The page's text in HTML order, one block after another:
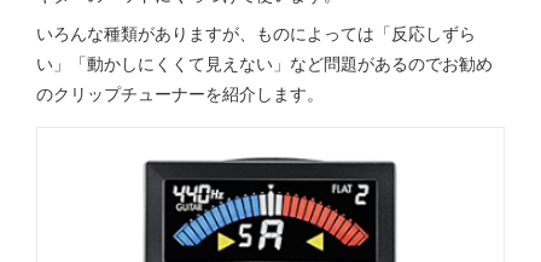
いろんな種類がありますが、ものによっては「反応しずら
い」「動かしにくくて見えない」など問題があるのでお勧め
のクリップチューナーを紹介します。